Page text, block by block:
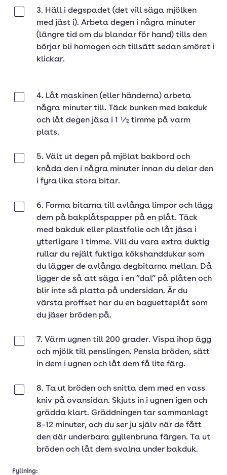
3. Häll i degspadet (det vill säga mjölken
med jäst i). Arbeta degen i några minuter
(längre tid om du blandar för hand) tills den
börjar bli homogen och tillsätt sedan smöret i
klickar.
4. Låt maskinen (eller händerna) arbeta
några minuter till. Täck bunken med bakduk
och låt degen jäsa i 1 1⁄2 timme på varm
plats.
5. Vält ut degen på mjölat bakbord och
knåda den i några minuter innan du delar den
i fyra lika stora bitar.
6. Forma bitarna till avlånga limpor och lägg
dem på bakplåtspapper på en plåt. Täck
med bakduk eller plastfolie och låt jäsa i
ytterligare 1 timme. Vill du vara extra duktig
rullar du rejält fuktiga kökshanddukar som
du lägger de avlånga degbitarna mellan. Då
ligger de så att säga i en ”dal” på plåten och
blir inte så platta på undersidan. Är du
värsta proffset har du en baguetteplåt som
du jäser bröden på.
7. Värm ugnen till 200 grader. Vispa ihop ägg
och mjölk till penslingen. Pensla bröden, sätt
in dem i ugnen och låt dem få lite färg.
8. Ta ut bröden och snitta dem med en vass
kniv på ovansidan. Skjuts in i ugnen igen och
grädda klart. Gräddningen tar sammanlagt
8–12 minuter, och du ser ju själv när de fått
den där underbara gyllenbruna färgen. Ta ut
bröden och låt dem svalna under bakduk.
Fyllning: